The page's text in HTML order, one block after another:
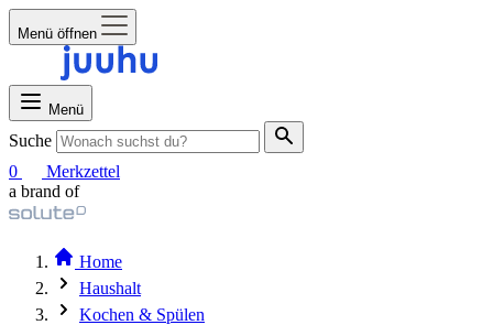
Menü öffnen
Menü
Suche
0
Merkzettel
a brand of
Home
Haushalt
Kochen & Spülen